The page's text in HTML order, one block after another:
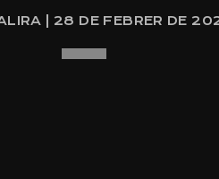
| 28 DE FEBRER DE